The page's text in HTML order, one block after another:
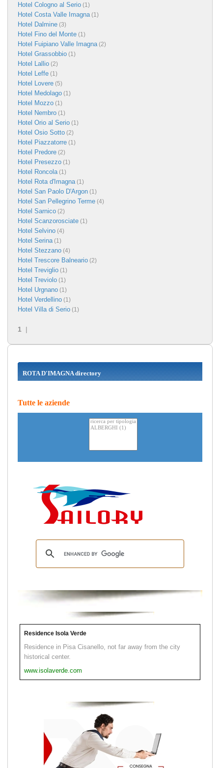
Hotel Cologno al Serio (1)
Hotel Costa Valle Imagna(1)
Hotel Dalmine (3)
Hotel Fino del Monte (1)
Hotel Fuipiano Valle Imagna(2)
Hotel Grassobbio (1)
Hotel Lallio (2)
Hotel Leffe (1)
Hotel Lovere (5)
Hotel Medolago (1)
Hotel Mozzo (1)
Hotel Nembro (1)
Hotel Orio al Serio (1)
Hotel Osio Sotto (2)
Hotel Piazzatorre (1)
Hotel Predore (2)
Hotel Presezzo (1)
Hotel Roncola(1)
Hotel Rota d'Imagna(1)
Hotel San Paolo D'Argon (1)
Hotel San Pellegrino Terme (4)
Hotel Sarnico (2)
Hotel Scanzorosciate (1)
Hotel Selvino (4)
Hotel Serina(1)
Hotel Stezzano (4)
Hotel Trescore Balneario (2)
Hotel Treviglio (1)
Hotel Treviolo (1)
Hotel Urgnano (1)
Hotel Verdellino (1)
Hotel Villa di Serio (1)
1 |
ROTA D'IMAGNA directory
Tutte le aziende
Residence Isola Verde
Residence in Pisa Cisanello, not far away from the city
historical center.
www.isolaverde.com